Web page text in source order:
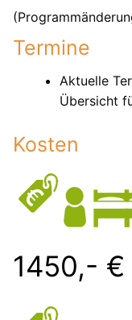
Termine
Aktuelle
Übersicht
Kosten
1450,- €